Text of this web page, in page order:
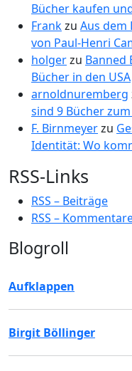
Bücher kaufen
Frankzu Aus dem
von Paul-Henri
holgerzu Banned
Bücher in den USA
arnoldnuremberg
sind 9 Bücher
F. Birnmeyerzu
Identität: Wo
RSS-Links
RSS – Beiträge
RSS –
Blogroll
Aufklappen
Birgit Böllinger